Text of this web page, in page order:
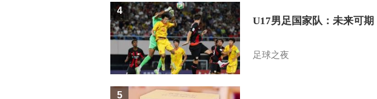
U17男足国家队：未来可期
足球之夜
4
5